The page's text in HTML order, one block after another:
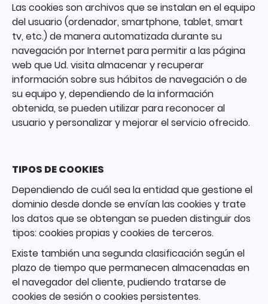
Las cookies son archivos que se instalan en el equipo
del usuario (ordenador, smartphone, tablet, smart
tv, etc.) de manera automatizada durante su
navegación por Internet para permitir a las página
web que Ud. visita almacenar y recuperar
información sobre sus hábitos de navegación o de
su equipo y, dependiendo de la información
obtenida, se pueden utilizar para reconocer al
usuario y personalizar y mejorar el servicio ofrecido.
TIPOS DE COOKIES
Dependiendo de cuál sea la entidad que gestione el
dominio desde donde se envían las cookies y trate
los datos que se obtengan se pueden distinguir dos
tipos: cookies propias y cookies de terceros.
Existe también una segunda clasificación según el
plazo de tiempo que permanecen almacenadas en
el navegador del cliente, pudiendo tratarse de
cookies de sesión o cookies persistentes.